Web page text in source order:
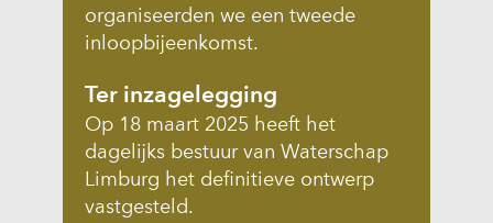
organiseerden we een tweede
inloopbijeenkomst.
Ter inzagelegging
Op 18 maart 2025 heeft het
dagelijks bestuur van Waterschap
Limburg het definitieve ontwerp
vastgesteld.